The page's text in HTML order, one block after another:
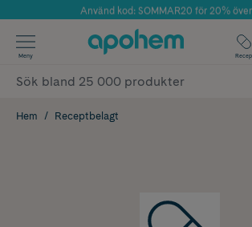
Årets Butik 2025 inom Skönhet
Använd kod: SOMMAR20 för 20%
✓ Fri frakt
✓ Poäng på alla köp*
Meny
Hem Receptbelagt